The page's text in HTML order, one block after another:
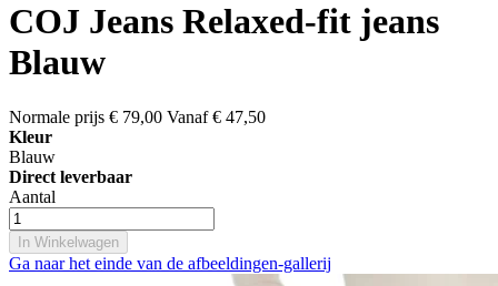
COJ Jeans Relaxed-fit jeans
Blauw
Normale prijs € 79,00 Vanaf € 47,50
Kleur
Blauw
Direct leverbaar
Aantal
In Winkelwagen
Ga naar het einde van de afbeeldingen-gallerij